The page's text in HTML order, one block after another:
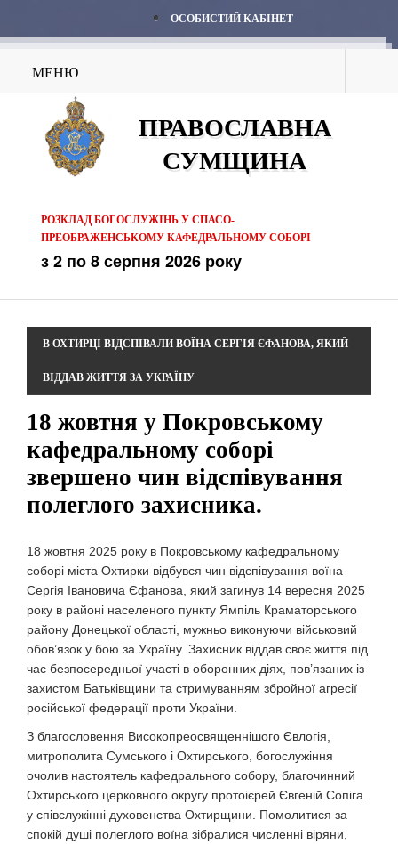
ОСОБИСТИЙ КАБІНЕТ
МЕНЮ
ПРАВОСЛАВНА
СУМЩИНА
РОЗКЛАД БОГОСЛУЖІНЬ У СПАСО-
ПРЕОБРАЖЕНСЬКОМУ КАФЕДРАЛЬНОМУ СОБОРІ
з 2 по 8 серпня 2026 року
В ОХТИРЦІ ВІДСПІВАЛИ ВОЇНА СЕРГІЯ ЄФАНОВА, ЯКИЙ
ВІДДАВ ЖИТТЯ ЗА УКРАЇНУ
18 жовтня у Покровському
кафедральному соборі
звершено чин відспівування
полеглого захисника.
18 жовтня 2025 року в Покровському кафедральному
соборі міста Охтирки відбувся чин відспівування воїна
Сергія Івановича Єфанова, який загинув 14 вересня 2025
року в районі населеного пункту Ямпіль Краматорського
району Донецької області, мужньо виконуючи військовий
обов’язок у бою за Україну. Захисник віддав своє життя під
час безпосередньої участі в оборонних діях, пов’язаних із
захистом Батьківщини та стримуванням збройної агресії
російської федерації проти України.
З благословення Високопреосвященнішого Євлогія,
митрополита Сумського і Охтирського, богослужіння
очолив настоятель кафедрального собору, благочинний
Охтирського церковного округу протоієрей Євгеній Сопіга
у співслужінні духовенства Охтирщини. Помолитися за
спокій душі полеглого воїна зібралися численні віряни,